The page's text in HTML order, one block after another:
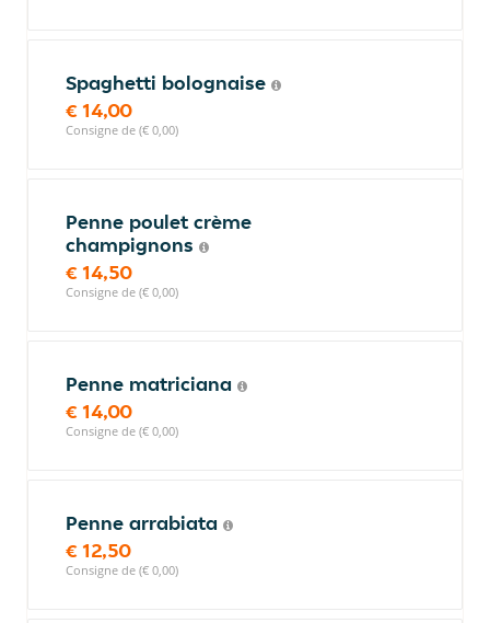
Spaghetti bolognaise
€ 14,00
Consigne de (€ 0,00)
Penne poulet crème
champignons
€ 14,50
Consigne de (€ 0,00)
Penne matriciana
€ 14,00
Consigne de (€ 0,00)
Penne arrabiata
€ 12,50
Consigne de (€ 0,00)